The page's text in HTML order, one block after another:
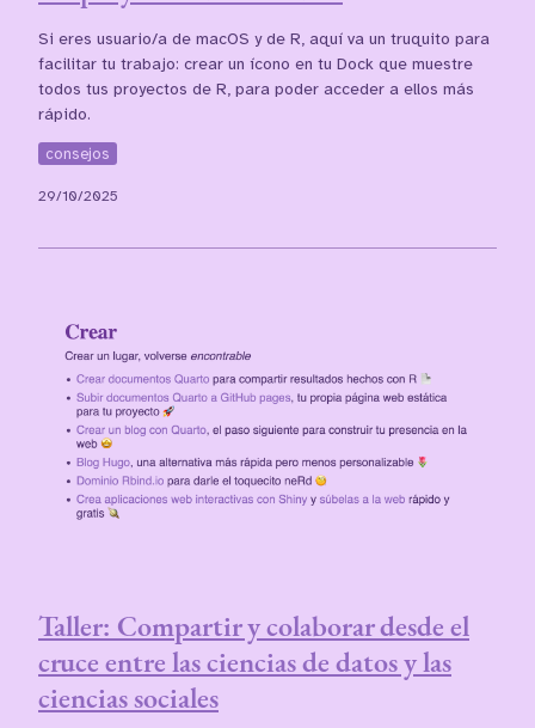
Si eres usuario/a de macOS y de R, aquí va un truquito para
facilitar tu trabajo: crear un ícono en tu Dock que muestre
todos tus proyectos de R, para poder acceder a ellos más
rápido.
consejos
29/10/2025
Taller: Compartir y colaborar desde el
cruce entre las ciencias de datos y las
ciencias sociales